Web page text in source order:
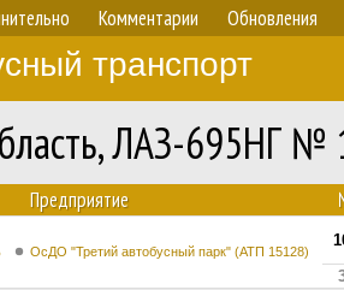
Комментарии Обновления
транспорт
ЛАЗ-695НГ №
Предприятие
ОсДО "Третий автобусный парк" (АТП 15128)